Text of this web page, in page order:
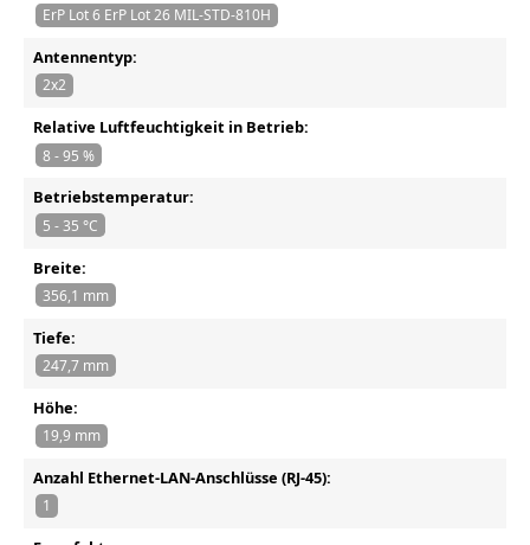
ErP Lot 6 ErP Lot 26 MIL-STD-810H
Antennentyp:
2x2
Relative Luftfeuchtigkeit in Betrieb:
8 - 95 %
Betriebstemperatur:
5 - 35 °C
Breite:
356,1 mm
Tiefe:
247,7 mm
Höhe:
19,9 mm
Anzahl Ethernet-LAN-Anschlüsse (RJ-45):
1